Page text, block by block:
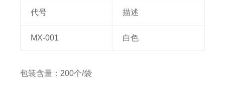
代号 描述
MX-001 白色
包装含量：200个/袋